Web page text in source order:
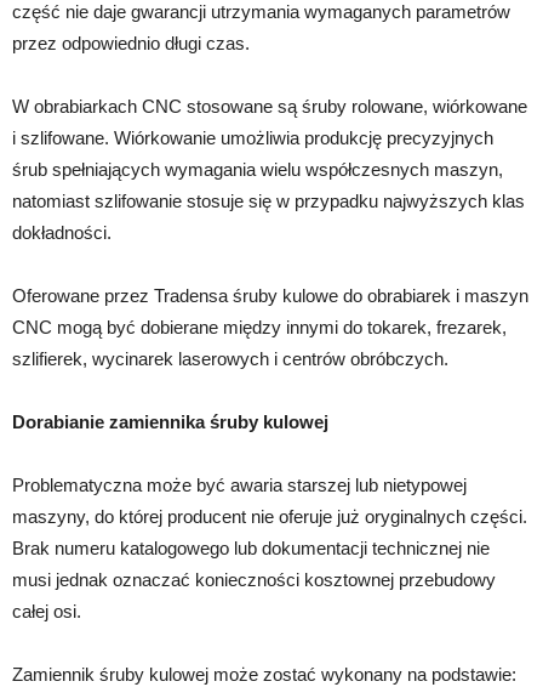
część nie daje gwarancji utrzymania wymaganych parametrów
przez odpowiednio długi czas.
W obrabiarkach CNC stosowane są śruby rolowane, wiórkowane
i szlifowane. Wiórkowanie umożliwia produkcję precyzyjnych
śrub spełniających wymagania wielu współczesnych maszyn,
natomiast szlifowanie stosuje się w przypadku najwyższych klas
dokładności.
Oferowane przez Tradensa śruby kulowe do obrabiarek i maszyn
CNC mogą być dobierane między innymi do tokarek, frezarek,
szlifierek, wycinarek laserowych i centrów obróbczych.
Dorabianie zamiennika śruby kulowej
Problematyczna może być awaria starszej lub nietypowej
maszyny, do której producent nie oferuje już oryginalnych części.
Brak numeru katalogowego lub dokumentacji technicznej nie
musi jednak oznaczać konieczności kosztownej przebudowy
całej osi.
Zamiennik śruby kulowej może zostać wykonany na podstawie: